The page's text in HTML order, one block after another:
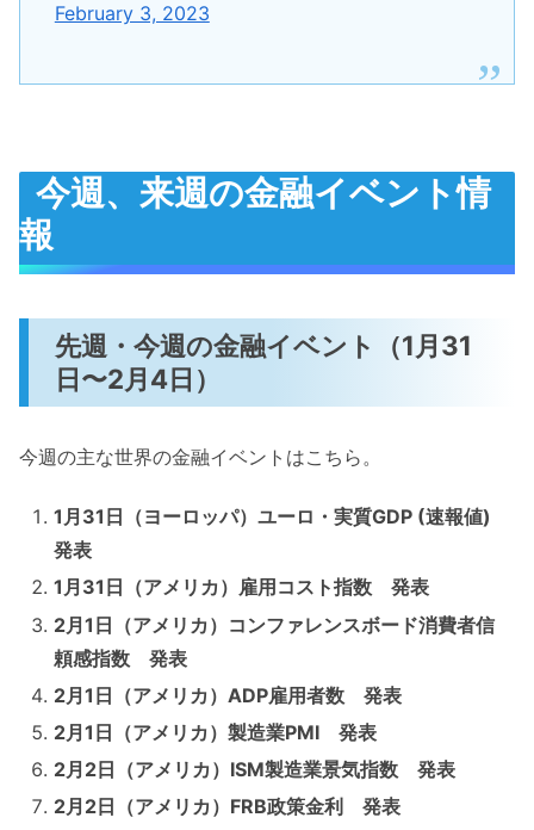
February 3, 2023
今週、来週の金融イベント情
報
先週・今週の金融イベント（1月31
日〜2月4日）
今週の主な世界の金融イベントはこちら。
1月31日（ヨーロッパ）ユーロ・実質GDP (速報値)
発表
1月31日（アメリカ）雇用コスト指数 発表
2月1日（アメリカ）コンファレンスボード消費者信
頼感指数 発表
2月1日（アメリカ）ADP雇用者数 発表
2月1日（アメリカ）製造業PMI 発表
2月2日（アメリカ） ISM製造業景気指数 発表
2月2日（アメリカ）FRB政策金利
発表